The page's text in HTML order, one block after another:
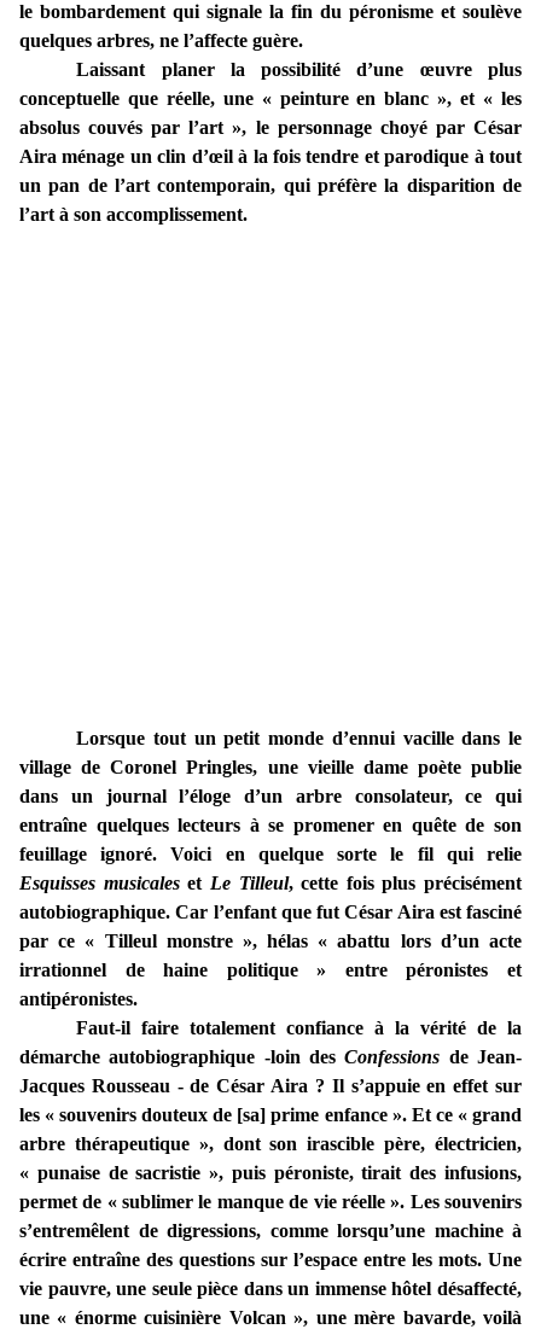
le bombardement qui signale la fin du péronisme et soulève
quelques arbres, ne l’affecte guère.
Laissant planer la possibilité d’une œuvre plus
conceptuelle que réelle, une « peinture en blanc », et « les
absolus couvés par l’art », le personnage choyé par César
Aira ménage un clin d’œil à la fois tendre et parodique à tout
un pan de l’art contemporain, qui préfère la disparition de
l’art à son accomplissement.
Lorsque tout un petit monde d’ennui vacille dans le
village de Coronel Pringles, une vieille dame poète publie
dans un journal l’éloge d’un arbre consolateur, ce qui
entraîne quelques lecteurs à se promener en quête de son
feuillage ignoré. Voici en quelque sorte le fil qui relie
Esquisses musicaleset Le Tilleul, cette fois plus précisément
autobiographique. Car l’enfant que fut César Aira est fasciné
par ce « Tilleul monstre », hélas « abattu lors d’un acte
irrationnel de haine politique » entre péronistes et
antipéronistes.
Faut-il faire totalement confiance à la vérité de la
démarche autobiographique -loin desConfessions de Jean-
Jacques Rousseau - de César Aira ? Il s’appuie en effet sur
les « souvenirs douteux de [sa] prime enfance ». Et ce « grand
arbre thérapeutique », dont son irascible père, électricien,
« punaise de sacristie », puis péroniste, tirait des infusions,
permet de « sublimer le manque de vie réelle ». Les souvenirs
s’entremêlent de digressions, comme lorsqu’une machine à
écrire entraîne des questions sur l’espace entre les mots. Une
vie pauvre, une seule pièce dans un immense hôtel désaffecté,
une « énorme cuisinière Volcan », une mère bavarde, voilà